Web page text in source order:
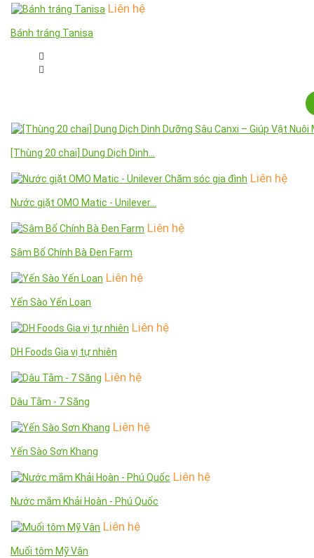
Liên hệ
Bánh tráng Tanisa
[Thùng 20 chai] Dung Dịch Dinh...
Liên hệ
Nước giặt OMO Matic - Unilever...
Liên hệ
Sâm Bố Chính Bà Đen Farm
Liên hệ
Yến Sào Yến Loan
Liên hệ
DH Foods Gia vị tự nhiên
Liên hệ
Dâu Tằm - 7 Săng
Liên hệ
Yến Sào Sơn Khang
Liên hệ
Nước mắm Khải Hoàn - Phú Quốc
Liên hệ
Muối tôm Mỹ Vân